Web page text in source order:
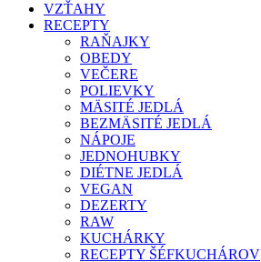
VZŤAHY
RECEPTY
RAŇAJKY
OBEDY
VEČERE
POLIEVKY
MÄSITÉ JEDLÁ
BEZMÄSITÉ JEDLÁ
NÁPOJE
JEDNOHUBKY
DIÉTNE JEDLÁ
VEGAN
DEZERTY
RAW
KUCHÁRKY
RECEPTY ŠÉFKUCHÁROV